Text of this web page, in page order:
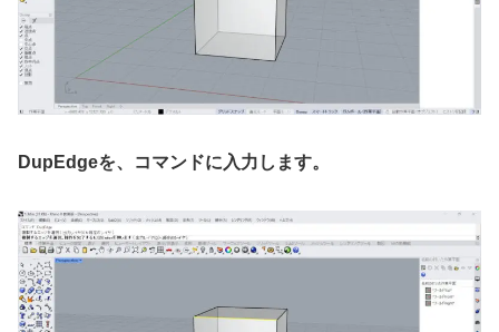
DupEdgeを、コマンドに入力します。